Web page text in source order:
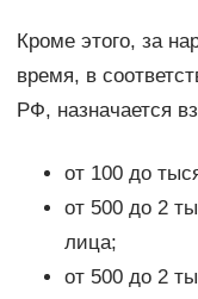
Кроме этого, за
время, в
РФ, назначается
от 100 до
от 500 до 2
лица;
от 500 до 2